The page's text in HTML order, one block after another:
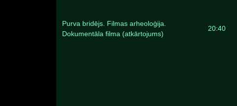
Purva bridējs. Filmas arheoloģija.
Dokumentāla filma (atkārtojums)
20:40